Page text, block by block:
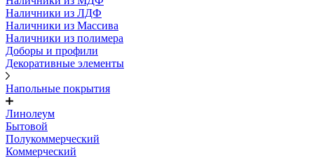
Наличники из ЛДФ
Наличники из Массива
Наличники из полимера
Доборы и профили
Декоративные элементы
Напольные покрытия
Линолеум
Бытовой
Полукоммерческий
Коммерческий